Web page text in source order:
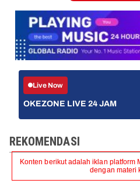
Live Now
OKEZONE LIVE 24 JAM